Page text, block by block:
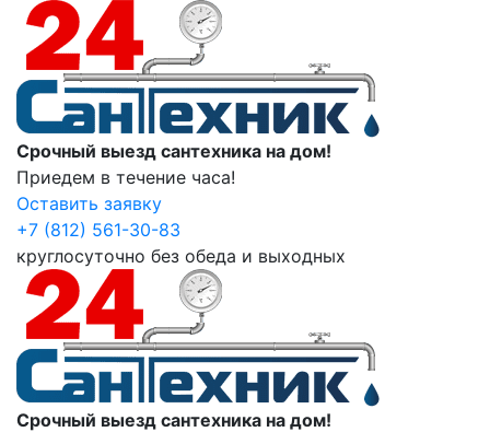
Срочный выезд сантехника на дом!
Приедем в течение часа!
Оставить заявку
+7 (812) 561-30-83
круглосуточно без обеда и выходных
Срочный выезд сантехника на дом!